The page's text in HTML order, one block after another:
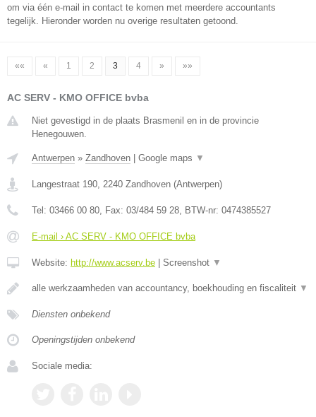
om via één e-mail in contact te komen met meerdere accountants
tegelijk. Hieronder worden nu overige resultaten getoond.
«« « 1 2 3 4 » »»
AC SERV - KMO OFFICE bvba
Niet gevestigd in de plaats Brasmenil en in de provincie
Henegouwen.
Antwerpen » Zandhoven Google maps ▼
Langestraat 190, 2240 Zandhoven (Antwerpen)
Tel: 03466 00 80, Fax: 03/484 59 28, BTW-nr: 0474385527
E-mail › AC SERV - KMO OFFICE bvba
Website: http://www.acserv.be Screenshot ▼
alle werkzaamheden van accountancy, boekhouding en fiscaliteit ▼
Diensten onbekend
Openingstijden onbekend
Sociale media: